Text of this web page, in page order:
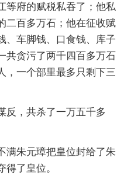
等府的赋税私吞了；他私
二百多万石；他在征收赋
、车脚钱、口食钱、库子
共贪污了两千四百多万石
，一个部里最多只剩下三
反，共杀了一万五千多
满朱元璋把皇位封给了朱
了皇位。